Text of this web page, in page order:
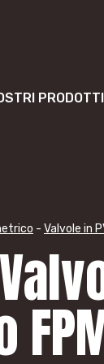
PRODOTTI
- Valvole in